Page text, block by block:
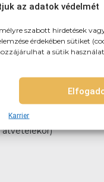
az adatok védelmét
szabott hirdetések
érdekében sütiket
a sütik
Karrier
790Ft (teljes
is!